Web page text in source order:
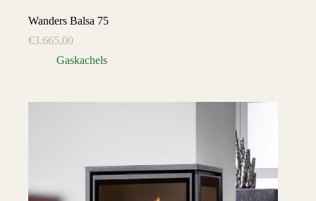
Wanders Balsa 75
€3.665,00
Gaskachels